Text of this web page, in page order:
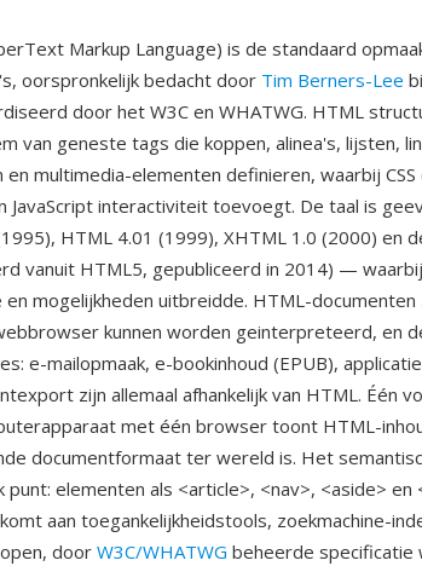
Markup Language) is de standaard
oorspronkelijk bedacht door Tim Berners-Lee
door het W3C en WHATWG. HTML
van geneste tags die koppen, alinea's, lijsten,
en multimedia-elementen definieren, waarbij
JavaScript interactiviteit toevoegt. De taal is
HTML 4.01 (1999), XHTML 1.0 (2000) en
vanuit HTML5, gepubliceerd in 2014) —
en mogelijkheden uitbreidde. HTML-
kunnen worden geinterpreteerd, en
e-mailopmaak, e-bookinhoud (EPUB),
zijn allemaal afhankelijk van HTML. Één
met één browser toont HTML-
documentformaat ter wereld is. Het
punt: elementen als <article>, <nav>, <aside>
aan toegankelijkheidstools, zoekmachine-
door W3C/WHATWG beheerde specificatie